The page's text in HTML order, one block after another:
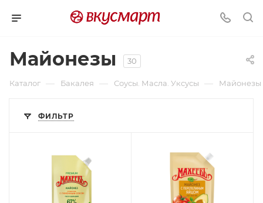
Майонезы 30
Каталог — Бакалея — Соусы. Масла. Уксусы — Майонезы
ФИЛЬТР